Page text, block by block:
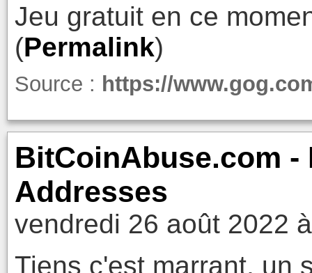
Jeu gratuit en ce
(Permalink)
Source : https://
BitCoinAbuse.com -
Addresses
vendredi 26 août 2022
Tiens c'est marrant, un